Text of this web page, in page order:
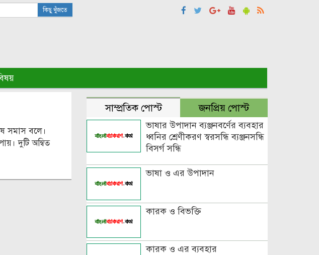
কিছু খুঁজতে
সমাস বলে।
দুটি অন্বিত
সাম্প্রতিক পোস্ট জনপ্রিয় পোস্ট
ভাষার উপাদান ব্যঞ্জনবর্ণের ব্যবহার
ধ্বনির শ্রেণীকরণ স্বরসন্ধি ব্যঞ্জনসন্ধি
বিসর্গ সন্ধি
ভাষা ও এর উপাদান
কারক ও বিভক্তি
কারক ও এর ব্যবহার